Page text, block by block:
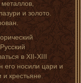
и золото.
в XII-XIII
его носили цари и
крестьяне.